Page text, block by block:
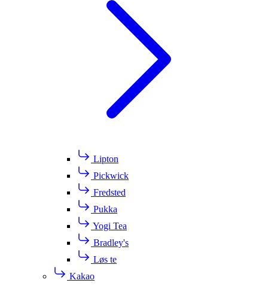
Lipton
Pickwick
Fredsted
Pukka
Yogi Tea
Bradley's
Løs te
Kakao